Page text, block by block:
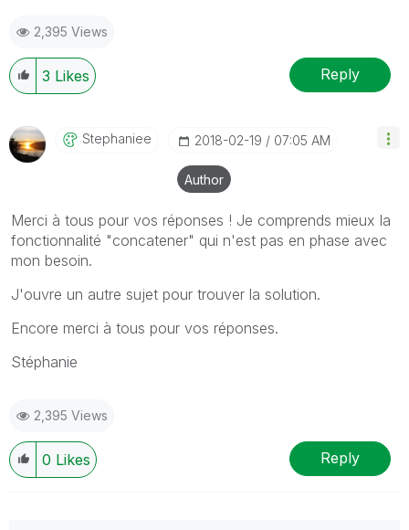
2,395 Views
3 Likes Reply
Stephaniee ‎2018-02-19 07:05 AM
Author
Merci à tous pour vos réponses ! Je comprends mieux la
fonctionnalité "concatener" qui n'est pas en phase avec
mon besoin.
J'ouvre un autre sujet pour trouver la solution.
Encore merci à tous pour vos réponses.
Stéphanie
2,395 Views
0 Likes Reply